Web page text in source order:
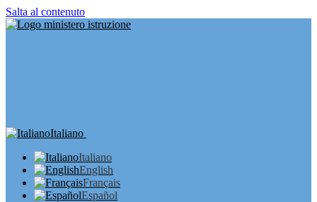
Salta al contenuto
Italiano
Italiano
English
Français
Español